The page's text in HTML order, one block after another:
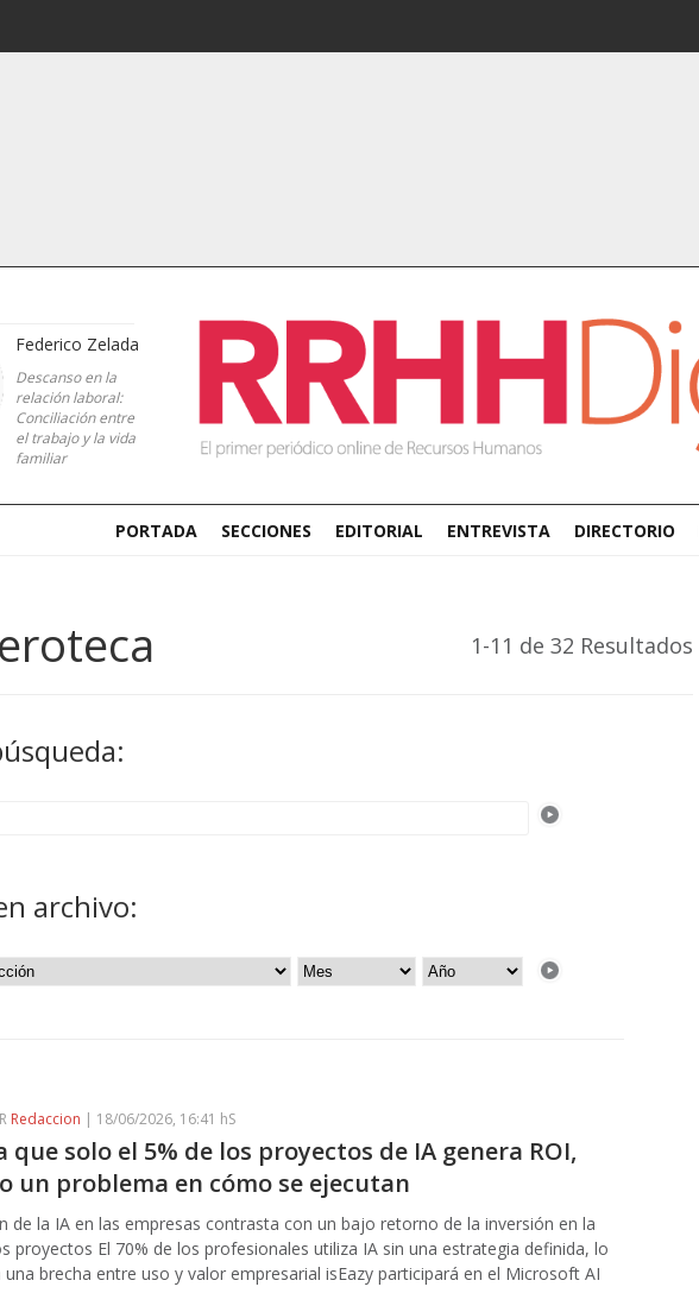
Federico Zelada
Descanso en la
relación laboral:
Conciliación entre
el trabajo y la vida
familiar
PORTADA SECCIONES EDITORIAL ENTREVISTA DIRECTORIO
1-11 de 32 Resultados
archivo:
Redaccion | 18/06/2026, 16:41 hS
que solo el 5% de los proyectos de IA genera ROI,
un problema en cómo se ejecutan
de la IA en las empresas contrasta con un bajo retorno de la inversión en la
proyectos El 70% de los profesionales utiliza IA sin una estrategia definida, lo
una brecha entre uso y valor empresarial isEazy participará en el Microsoft AI